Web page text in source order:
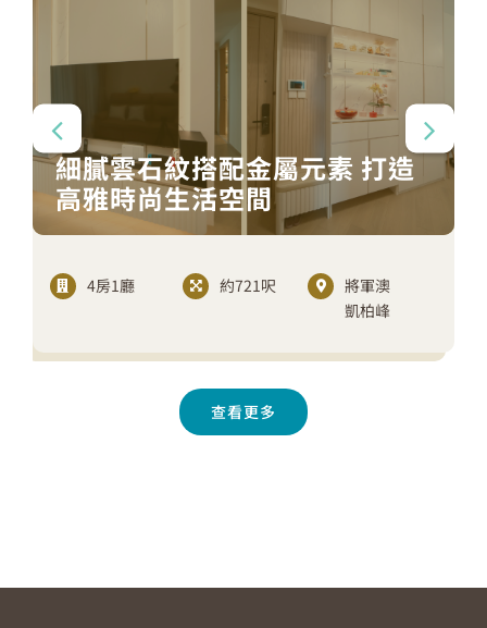
細膩雲石紋搭配金屬元素 打造
高雅時尚生活空間
4房1廳 約721呎
將軍澳
凱柏峰
查看更多